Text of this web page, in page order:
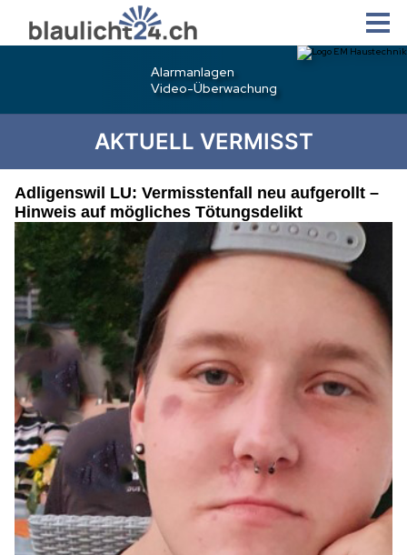
AKTUELL VERMISST
Adligenswil LU: Vermisstenfall neu aufgerollt –
Hinweis auf mögliches Tötungsdelikt